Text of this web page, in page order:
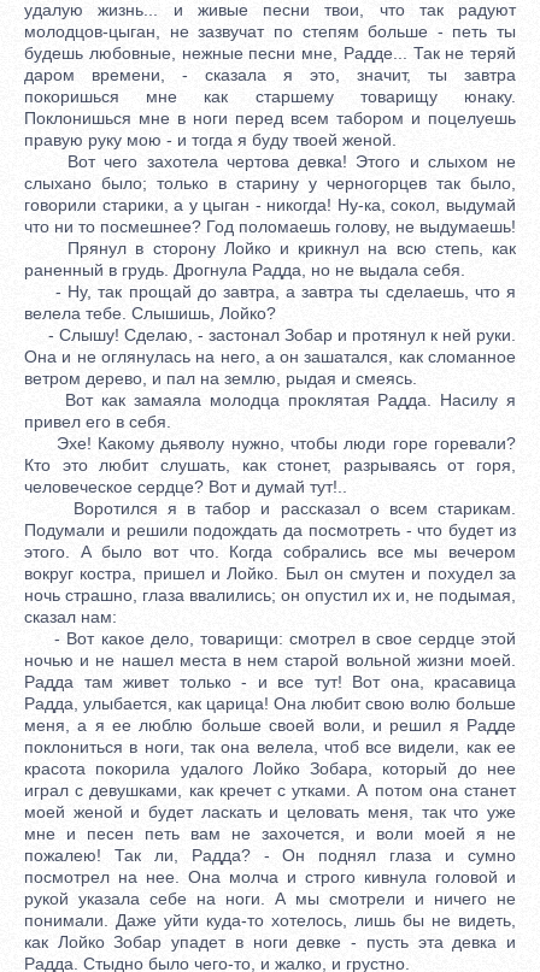
удалую жизнь... и живые песни твои, что так радуют
молодцов-цыган, не зазвучат по степям больше - петь ты
будешь любовные, нежные песни мне, Радде... Так не теряй
даром времени, - сказала я это, значит, ты завтра
покоришься мне как старшему товарищу юнаку.
Поклонишься мне в ноги перед всем табором и поцелуешь
правую руку мою - и тогда я буду твоей женой.
Вот чего захотела чертова девка! Этого и слыхом не
слыхано было; только в старину у черногорцев так было,
говорили старики, а у цыган - никогда! Ну-ка, сокол, выдумай
что ни то посмешнее? Год поломаешь голову, не выдумаешь!
Прянул в сторону Лойко и крикнул на всю степь, как
раненный в грудь. Дрогнула Радда, но не выдала себя.
- Ну, так прощай до завтра, а завтра ты сделаешь, что я
велела тебе. Слышишь, Лойко?
- Слышу! Сделаю, - застонал Зобар и протянул к ней руки.
Она и не оглянулась на него, а он зашатался, как сломанное
ветром дерево, и пал на землю, рыдая и смеясь.
Вот как замаяла молодца проклятая Радда. Насилу я
привел его в себя.
Эхе! Какому дьяволу нужно, чтобы люди горе горевали?
Кто это любит слушать, как стонет, разрываясь от горя,
человеческое сердце? Вот и думай тут!..
Воротился я в табор и рассказал о всем старикам.
Подумали и решили подождать да посмотреть - что будет из
этого. А было вот что. Когда собрались все мы вечером
вокруг костра, пришел и Лойко. Был он смутен и похудел за
ночь страшно, глаза ввалились; он опустил их и, не подымая,
сказал нам:
- Вот какое дело, товарищи: смотрел в свое сердце этой
ночью и не нашел места в нем старой вольной жизни моей.
Радда там живет только - и все тут! Вот она, красавица
Радда, улыбается, как царица! Она любит свою волю больше
меня, а я ее люблю больше своей воли, и решил я Радде
поклониться в ноги, так она велела, чтоб все видели, как ее
красота покорила удалого Лойко Зобара, который до нее
играл с девушками, как кречет с утками. А потом она станет
моей женой и будет ласкать и целовать меня, так что уже
мне и песен петь вам не захочется, и воли моей я не
пожалею! Так ли, Радда? - Он поднял глаза и сумно
посмотрел на нее. Она молча и строго кивнула головой и
рукой указала себе на ноги. А мы смотрели и ничего не
понимали. Даже уйти куда-то хотелось, лишь бы не видеть,
как Лойко Зобар упадет в ноги девке - пусть эта девка и
Радда. Стыдно было чего-то, и жалко, и грустно.